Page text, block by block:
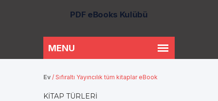
PDF eBooks Kulübü
Ev / Sıfıraltı Yayıncılık tüm kitaplar eBook
KITAP TÜRLERI